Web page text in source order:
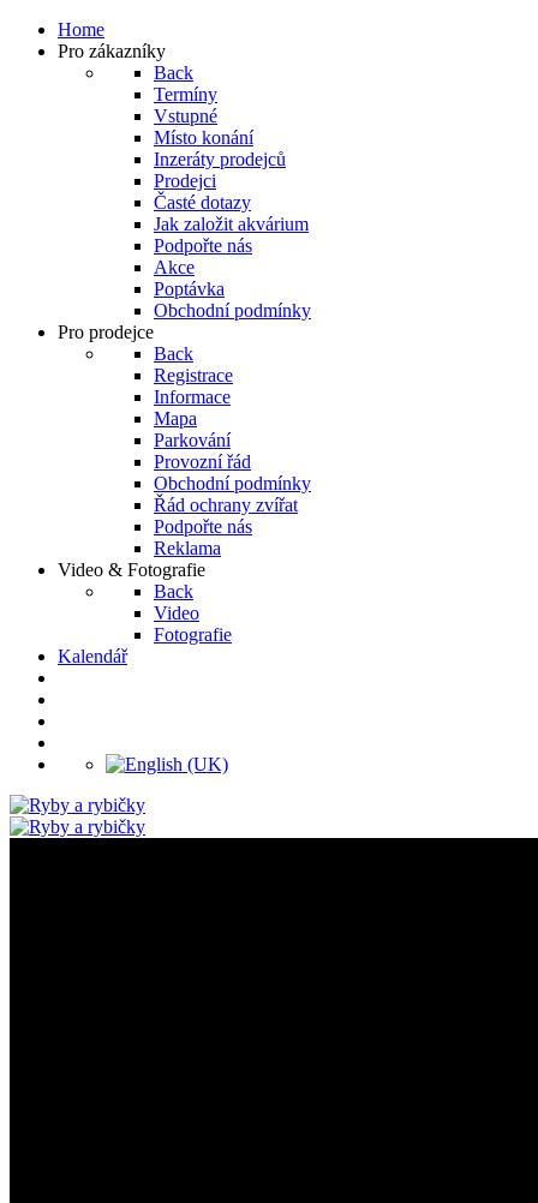
Home
Pro zákazníky
Back
Termíny
Vstupné
Místo konání
Inzeráty prodejců
Prodejci
Časté dotazy
Jak založit akvárium
Podpořte nás
Akce
Poptávka
Obchodní podmínky
Pro prodejce
Back
Registrace
Informace
Mapa
Parkování
Provozní řád
Obchodní podmínky
Řád ochrany zvířat
Podpořte nás
Reklama
Video & Fotografie
Back
Video
Fotografie
Kalendář